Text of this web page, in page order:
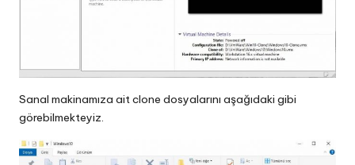
Sanal makinamıza ait clone dosyalarını aşağıdaki gibi
görebilmekteyiz.